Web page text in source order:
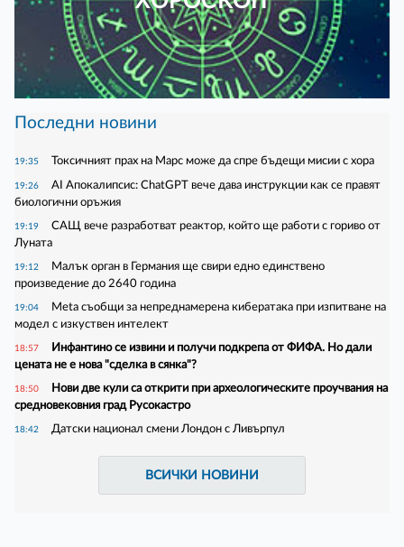
Последни новини
19:35 Токсичният прах на Марс може да спре бъдещи мисии с хора
19:26
AI Апокалипсис: ChatGPT вече дава инструкции как се правят
биологични оръжия
19:19
САЩ вече разработват реактор, който ще работи с гориво от
Луната
19:12
Малък орган в Германия ще свири едно единствено
произведение до 2640 година
19:04
Meta съобщи за непреднамерена кибератака при изпитване на
модел с изкуствен интелект
18:57
Инфантино се извини и получи подкрепа от ФИФА. Но дали
цената не е нова "сделка в сянка"?
18:50
Нови две кули са открити при археологическите проучвания на
средновековния град Русокастро
18:42 Датски национал смени Лондон с Ливърпул
ВСИЧКИ НОВИНИ